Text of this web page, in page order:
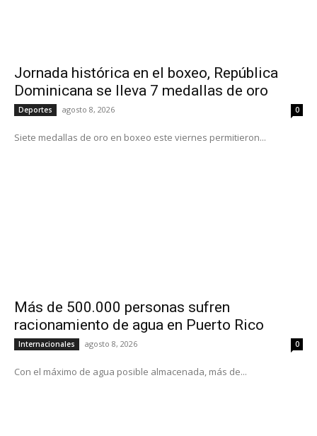
Jornada histórica en el boxeo, República
Dominicana se lleva 7 medallas de oro
Deportes agosto 8, 2026 0
Siete medallas de oro en boxeo este viernes permitieron...
Más de 500.000 personas sufren
racionamiento de agua en Puerto Rico
Internacionales agosto 8, 2026 0
Con el máximo de agua posible almacenada, más de...